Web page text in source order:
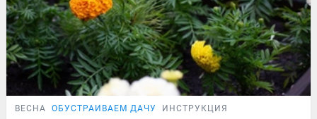
ВЕСНА ОБУСТРАИВАЕМ ДАЧУ ИНСТРУКЦИЯ